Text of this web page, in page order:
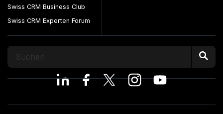
Swiss CRM Business Club
Swiss CRM Experten Forum